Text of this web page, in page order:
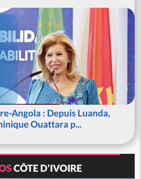
Angola : Depuis Luanda,
Ouattara p...
CÔTE D'IVOIRE